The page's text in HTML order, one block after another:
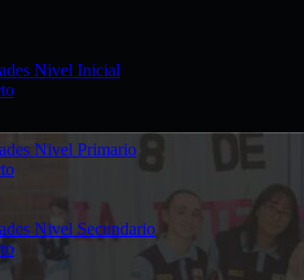
Nivel Inicial
Nivel Primario
Nivel Secundario